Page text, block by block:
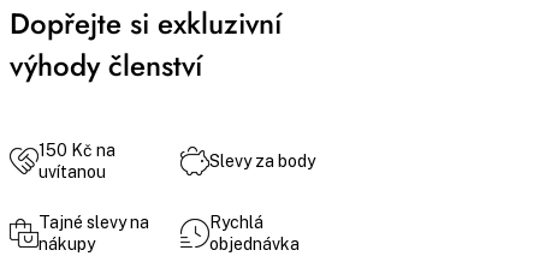
Dopřejte si exkluzivní
výhody členství
150 Kč na
uvítanou
Slevy za body
Tajné slevy na
nákupy
Rychlá
objednávka